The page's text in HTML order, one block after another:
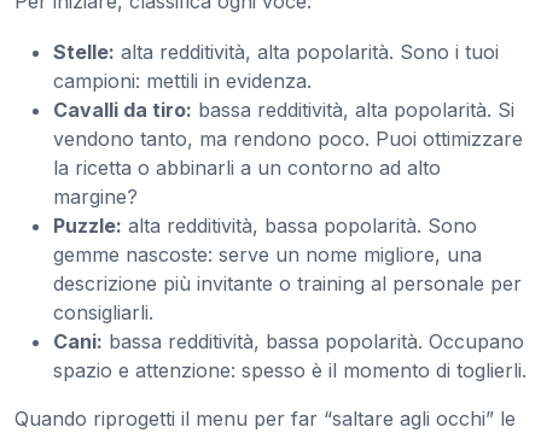
Stelle: alta redditività, alta popolarità. Sono i tuoi
campioni: mettili in evidenza.
Cavalli da tiro: bassa redditività, alta popolarità. Si
vendono tanto, ma rendono poco. Puoi ottimizzare
la ricetta o abbinarli a un contorno ad alto
margine?
Puzzle: alta redditività, bassa popolarità. Sono
gemme nascoste: serve un nome migliore, una
descrizione più invitante o training al personale per
consigliarli.
Cani: bassa redditività, bassa popolarità. Occupano
spazio e attenzione: spesso è il momento di toglierli.
Quando riprogetti il menu per far “saltare agli occhi” le